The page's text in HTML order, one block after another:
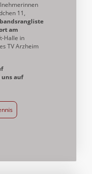
11,
am
Halle in
TV Arzheim
uns auf